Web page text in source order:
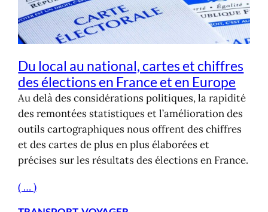
Du local au national, cartes et chiffres
des élections en France et en Europe
Au delà des considérations politiques, la rapidité
des remontées statistiques et l’amélioration des
outils cartographiques nous offrent des chiffres
et des cartes de plus en plus élaborées et
précises sur les résultats des élections en France.
( … )